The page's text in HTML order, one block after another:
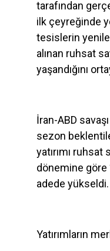
tarafından
ilk çeyreğinde
tesislerin
alınan ruhsat
yaşandığını
İran-ABD
sezon
yatırımı ruhsat
dönemine göre
adede yükseldi.
Yatırımların